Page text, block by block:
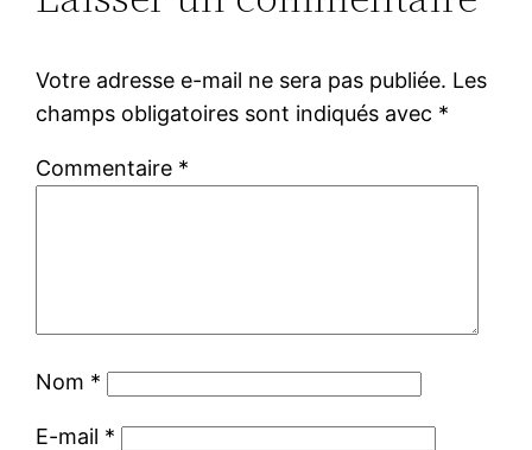
Votre adresse e-mail ne sera pas publiée. Les
champs obligatoires sont indiqués avec *
Commentaire *
Nom *
E-mail *